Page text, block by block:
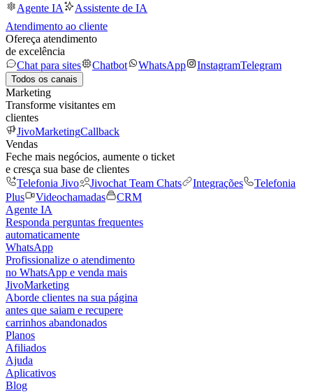
Agente IA
Assistente de IA
Atendimento ao cliente
Ofereça atendimento
de excelência
Chat para sites
Chatbot WhatsApp InstagramTelegram
Todos os canais
Marketing
Transforme visitantes em
clientes
JivoMarketingCallback
Vendas
Feche mais negócios, aumente o ticket
e cresça sua base de clientes
Telefonia Jivo
Jivochat Team Chats Integrações
Telefonia
Plus
Videochamadas
CRM
Agente IA
Responda perguntas frequentes
automaticamente
WhatsApp
Profissionalize o atendimento
no WhatsApp e venda mais
JivoMarketing
Aborde clientes na sua página
antes que saiam e recupere
carrinhos abandonados
Planos
Afiliados
Ajuda
Aplicativos
Blog